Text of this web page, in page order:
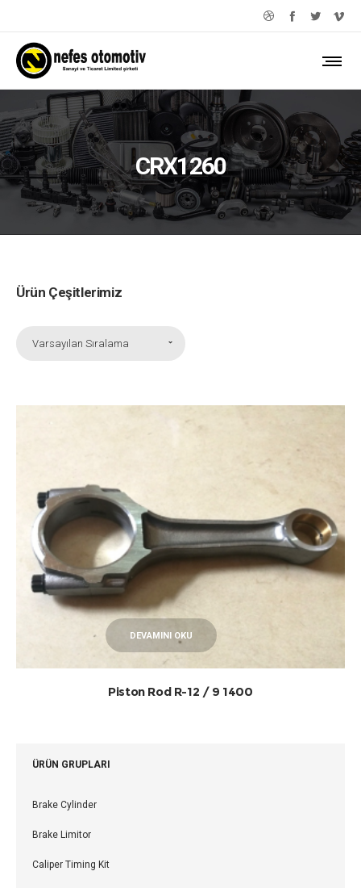
CRX1260
Ürün Çeşitlerimiz
Varsayılan Sıralama
DEVAMINI OKU
Piston Rod R-12 / 9 1400
ÜRÜN GRUPLARI
Brake Cylinder
Brake Limitor
Caliper Timing Kit